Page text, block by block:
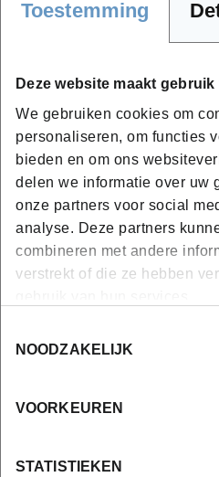
Toestemming
Deze website maakt
We gebruiken cookies om
personaliseren, om functies
bieden en om ons
delen we informatie over uw
onze partners voor social
analyse. Deze partners
combineren met andere
verstrekt of die ze hebben
NOODZAKELIJK
VOORKEUREN
STATISTIEKEN
Tuinaannemers
Hoe ziet het
opleiding eruit?
Bladhoudende hagen
Bladverliezende hagen
Aanplanten van hagen
Snoeien van hagen
Ziekten en plagen
Wil je meer